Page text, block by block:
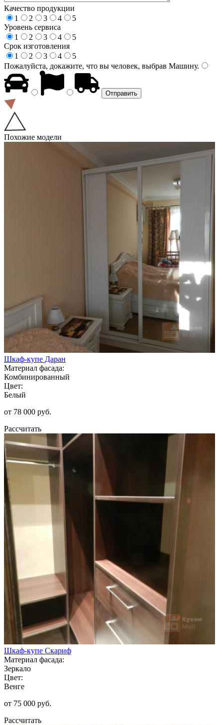
Качество продукции
1
2 3 4
5
Уровень сервиса
1
2 3 4
5
Срок изготовления
1
2 3 4
5
Пожалуйста, докажите, что вы человек, выбрав Машину.
Похожие модели
Шкаф-купе Даран
Материал фасада:
Комбинированный
Цвет:
Белый
от 78 000 руб.
Рассчитать
Шкаф-купе Скариф
Материал фасада:
Зеркало
Цвет:
Венге
от 75 000 руб.
Рассчитать